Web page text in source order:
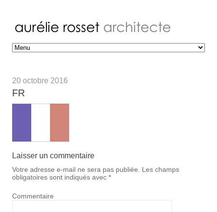
20 octobre 2016
FR
Laisser un commentaire
Votre adresse e-mail ne sera pas publiée.
Les champs
obligatoires sont indiqués avec *
Commentaire